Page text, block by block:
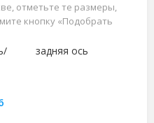
отметьте те размеры,
кнопку «Подобрать
задняя ось